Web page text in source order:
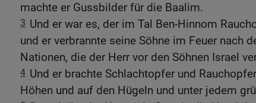
machte er Gussbilder für die Baalim.
3 Und er war es, der im Tal Ben-Hinnom
und er verbrannte seine Söhne im Feuer nach
Nationen, die der Herr vor den Söhnen Israel
4 Und er brachte Schlachtopfer und
Höhen und auf den Hügeln und unter jedem